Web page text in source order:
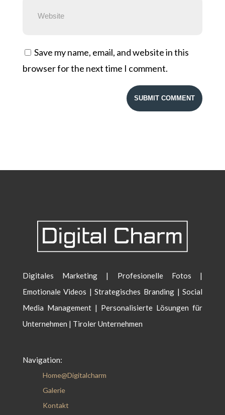
Save my name, email, and website in this
browser for the next time I comment.
Digitales Marketing | Profesionelle Fotos |
Emotionale Videos | Strategisches Branding | Social
Media Management | Personalisierte Lösungen für
Unternehmen | Tiroler Unternehmen
Navigation:
Home@Digitalcharm
Galerie
Kontakt